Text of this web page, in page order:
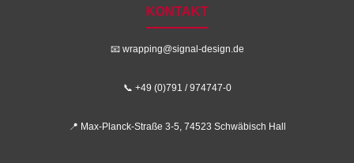
KONTAKT
📧 wrapping@signal-design.de
📞 +49 (0)791 / 974747-0
📍 Max-Planck-Straße 3-5, 74523 Schwäbisch Hall